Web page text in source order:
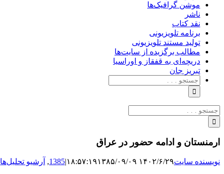
موشن گرافیک‌ها
ناشر
نقد کتاب
برنامه‌ تلویزیونی
تولید مستند تلویزیونی
مطالب برگزیده از سایت‌ها
دریچه‌ای به قفقاز و اوراسیا
تبریزِ جان
جستجو
برای:
جستجو
برای:
ارمنستان و ادامه حضور در عراق
نویسنده سایت۱۴۰۲/۶/۲۹ ۱۸:۵۷:۱۹ ۱۳۸۵/۰۹/۰۹ |
1385
, آرشیو تحلیل‌ها